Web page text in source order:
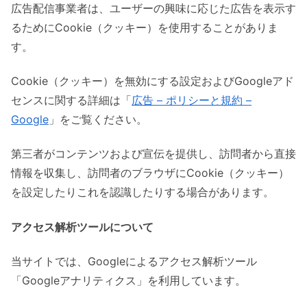
広告配信事業者は、ユーザーの興味に応じた広告を表示す
るためにCookie（クッキー）を使用することがありま
す。
Cookie（クッキー）を無効にする設定およびGoogleアド
センスに関する詳細は「広告 – ポリシーと規約 –
Google 」をご覧ください。
第三者がコンテンツおよび宣伝を提供し、訪問者から直接
情報を収集し、訪問者のブラウザにCookie（クッキー）
を設定したりこれを認識したりする場合があります。
アクセス解析ツールについて
当サイトでは、Googleによるアクセス解析ツール
「Googleアナリティクス」を利用しています。